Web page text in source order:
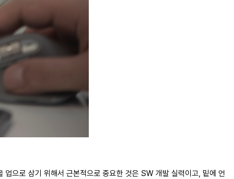
으로 삼기 위해서 근본적으로 중요한 것은 SW 개발 실력이고, 밑에 언